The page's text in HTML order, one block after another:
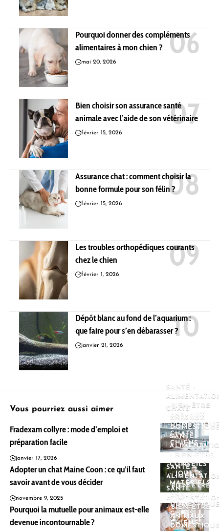
Pourquoi donner des compléments
alimentaires à mon chien ?
mai 20, 2026
Bien choisir son assurance santé
animale avec l’aide de son vétérinaire
février 15, 2026
Assurance chat : comment choisir la
bonne formule pour son félin ?
février 15, 2026
Les troubles orthopédiques courants
chez le chien
février 1, 2026
Dépôt blanc au fond de l’aquarium :
que faire pour s’en débarasser ?
janvier 21, 2026
Vous pourriez aussi aimer
SANTÉ -
- BIEN-ÊTRE
ANIMAUX
CHATS
CHIENS
Fradexam collyre : mode d’emploi et
préparation facile
janvier 17, 2026
CHATS
ANIMAUX
SANTÉ -
- BIEN-ÊTRE
CONSEILS
- JOUETS -
MATÉRIELS
Adopter un chat Maine Coon : ce qu’il faut
savoir avant de vous décider
novembre 9, 2025
SANTÉ -
- BIEN-ÊTRE
ANIMAUX
CHATS
CHIENS
Pourquoi la mutuelle pour animaux est-elle
devenue incontournable ?
SANTÉ -
- BIEN-ÊTRE
ANIMAUX